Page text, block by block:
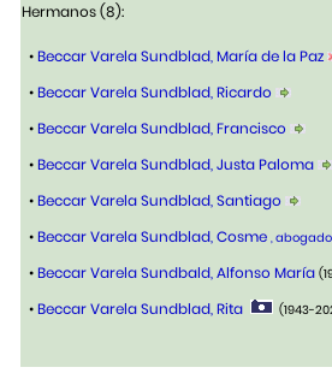
Hermanos (8):
•Beccar Varela Sundblad, María de la Paz
•Beccar Varela Sundblad, Ricardo
•Beccar Varela Sundblad, Francisco
•Beccar Varela Sundblad, Justa Paloma
•Beccar Varela Sundblad, Santiago
•Beccar Varela Sundblad, Cosme , abogado
•Beccar Varela Sundbald, Alfonso María
•Beccar Varela Sundblad, Rita (1943-